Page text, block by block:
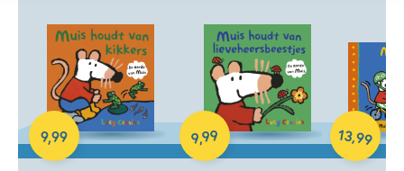
9,99
Hardcover 9,99
Hardcover 13,99
Hardcover